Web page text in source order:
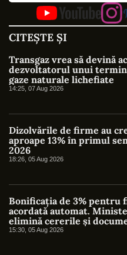
CITEȘTE ȘI
Transgaz vrea să devină
dezvoltatorul unui
gaze naturale lichefiate
14:25, 07 Aug 2026
Dizolvările de firme au
aproape 13% în primul
2026
18:26, 05 Aug 2026
Bonificația de 3% pentru
acordată automat.
elimină cererile și
suplimentare
15:30, 05 Aug 2026